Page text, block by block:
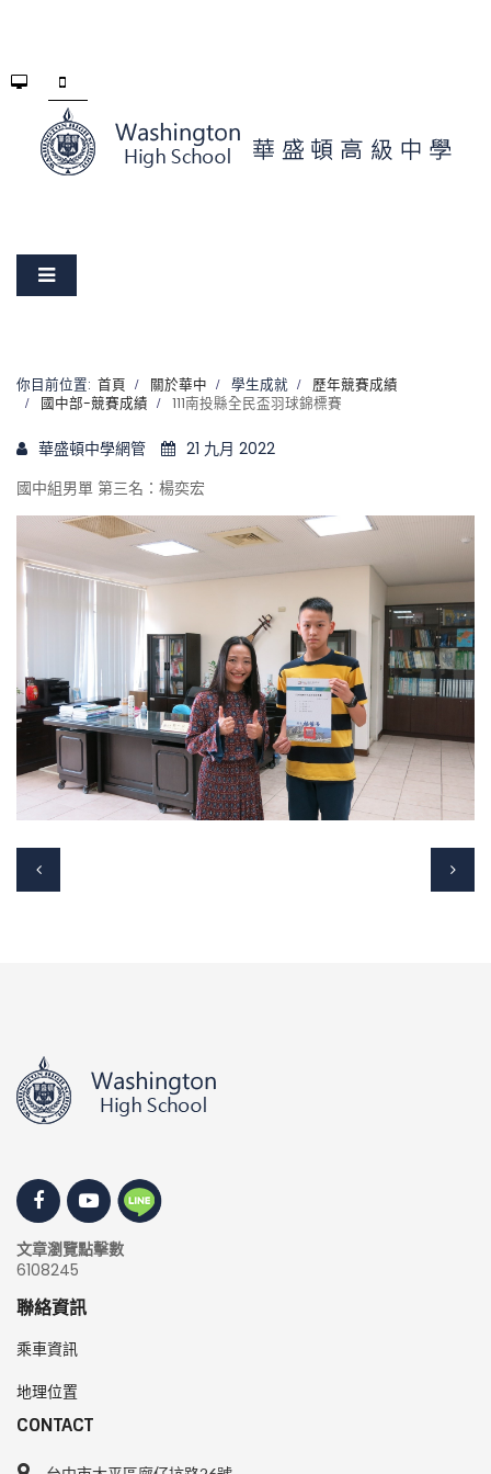
你目前位置: 首頁 關於華中 學生成就
歷年競賽成績
國中部-競賽成績
111南投縣全民盃羽球錦標賽
華盛頓中學網管
21 九月 2022
國中組男單 第三名：楊奕宏
文章瀏覽點擊數
6108245
聯絡資訊
乘車資訊
地理位置
CONTACT